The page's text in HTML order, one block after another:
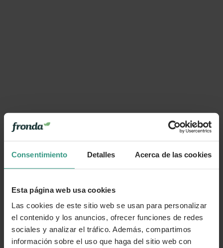
Consentimiento Detalles Acerca de las cookies
Esta página web usa cookies
Las cookies de este sitio web se usan para personalizar
el contenido y los anuncios, ofrecer funciones de redes
sociales y analizar el tráfico. Además, compartimos
información sobre el uso que haga del sitio web con